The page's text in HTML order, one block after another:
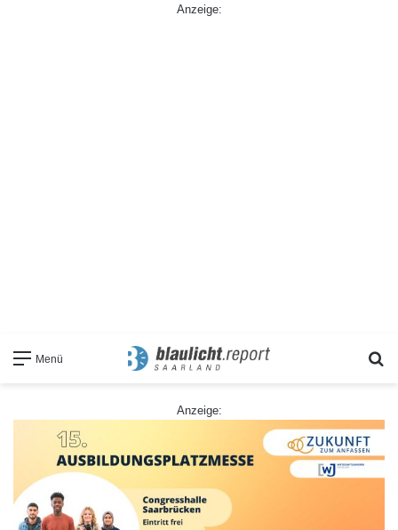
Anzeige:
Menü
Anzeige: